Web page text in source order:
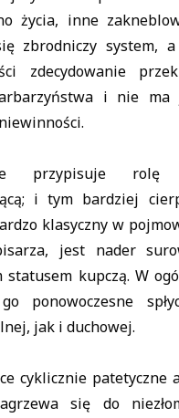
życia, inne
zbrodniczy system,
zdecydowanie
i nie
przypisuje rolę
i tym bardziej
klasyczny w
jest nader
statusem kupczą. W
ponowoczesne
jak i duchowej.
cyklicznie patetyczne
się do